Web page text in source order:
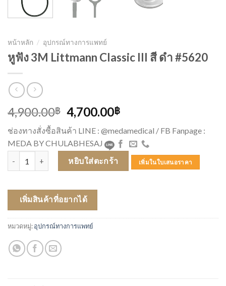
หน้าหลัก / อุปกรณ์ทางการแพทย์
หูฟัง 3M Littmann Classic III สี ดำ #5620
4,900.00฿ Original
price
was:
4,900.00฿.
4,700.00฿Current
is:
4,700.00฿.
ช่องทางสั่งซื้อสินค้า LINE : @medamedical / FB Fanpage :
MEDA BY CHULABHESAJ
จำนวน หูฟัง 3M Littmann Classic III สี ดำ #5620 ชิ้น
หยิบใส่ตะกร้า เพิ่มในใบเสนอราคา
เพิ่มสินค้าที่อยากได้
หมวดหมู่:อุปกรณ์ทางการแพทย์